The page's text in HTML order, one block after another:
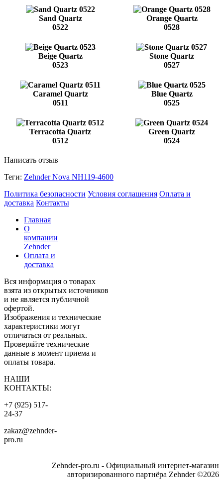
Sand Quartz
0522
Orange Quartz
0528
Beige Quartz
0523
Stone Quartz
0527
Caramel Quartz
0511
Blue Quartz
0525
Terracotta Quartz
0512
Green Quartz
0524
Написать отзыв
Теги: Zehnder Nova NH119-4600
Политика безопасности Условия соглашения Оплата и
доставка Контакты
Главная
О
компании
Zehnder
Оплата и
доставка
Вся информация о товарах
взята из открытых источников
и не является публичной
офертой.
Изображения и технические
характеристики могут
отличаться от реальных.
Проверяйте технические
данные в момент приема и
оплаты товара.
НАШИ
КОНТАКТЫ:
+7 (925) 517-
24-37
zakaz@zehnder-
pro.ru
Zehnder-pro.ru - Официальный интернет-магазин
авторизированного партнёра Zehnder ©2026